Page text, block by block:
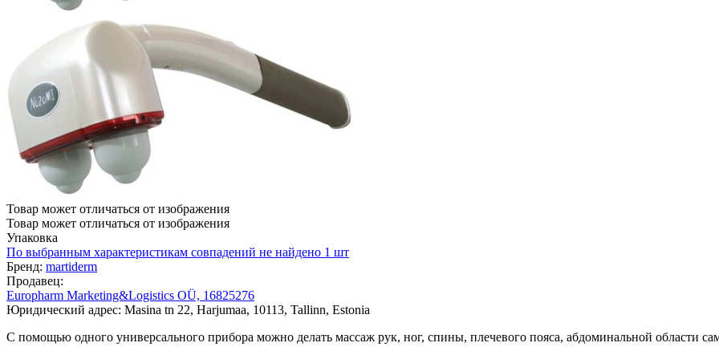
Товар может отличаться от изображения
Товар может отличаться от изображения
Упаковка
По выбранным характеристикам совпадений не найдено 1 шт
Бренд: martiderm
Продавец:
Europharm Marketing&Logistics OÜ, 16825276
Юридический адрес: Masina tn 22, Harjumaa, 10113, Tallinn, Estonia
С помощью одного универсального прибора можно делать массаж рук, ног, спины, плечевого пояса, абдоминальной области